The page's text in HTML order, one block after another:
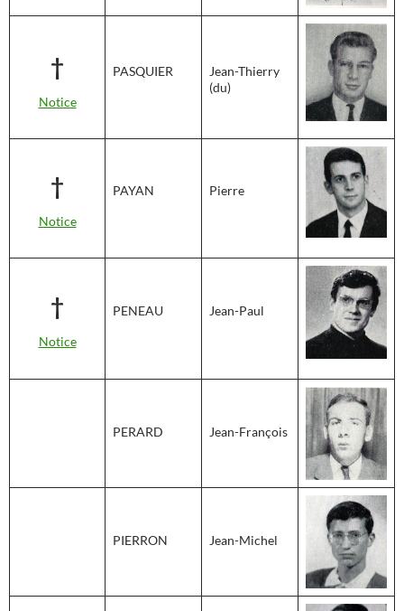
†
Notice
PASQUIER
Jean-Thierry
(du)
†
Notice
PAYAN Pierre
†
Notice
PENEAU Jean-Paul
PERARD Jean-François
PIERRON Jean-Michel